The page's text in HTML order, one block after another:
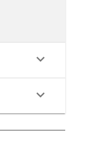
keyboard_arrow_down
keyboard_arrow_down